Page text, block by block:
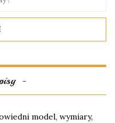
model, wymiary,